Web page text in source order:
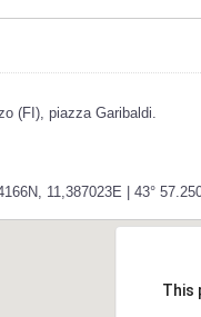
(FI), piazza Garibaldi.
11,387023E | 43°
This